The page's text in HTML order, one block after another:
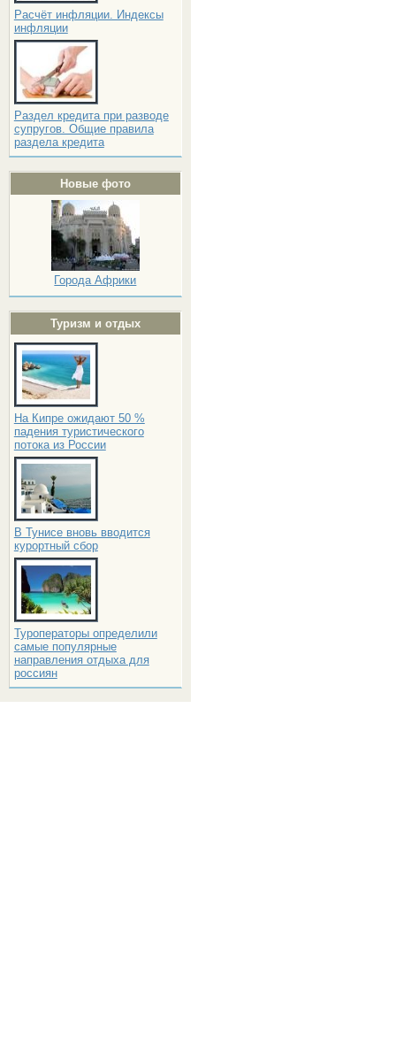
Расчёт инфляции. Индексы
инфляции
Раздел кредита при разводе
супругов. Общие правила
раздела кредита
Новые фото
Города Африки
Туризм и отдых
На Кипре ожидают 50 %
падения туристического
потока из России
В Тунисе вновь вводится
курортный сбор
Туроператоры определили
самые популярные
направления отдыха для
россиян